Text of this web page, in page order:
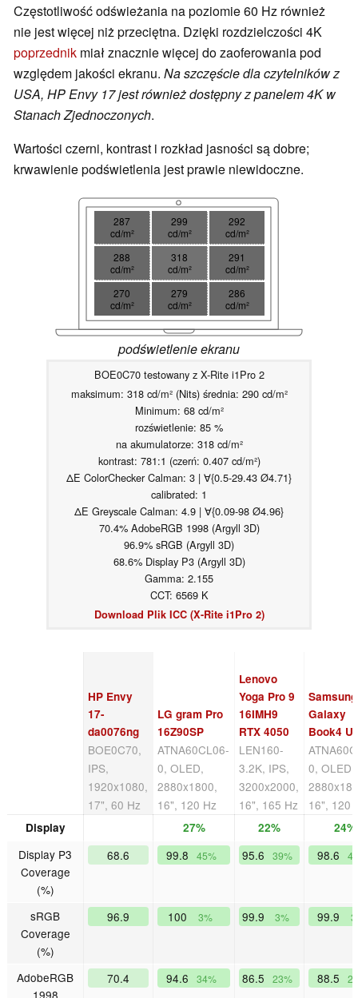
Częstotliwość odświeżania na poziomie 60 Hz również
nie jest więcej niż przeciętna. Dzięki rozdzielczości 4K
poprzednik miał znacznie więcej do zaoferowania pod
względem jakości ekranu. Na szczęście dla czytelników z
USA, HP Envy 17 jest również dostępny z panelem 4K w
Stanach Zjednoczonych.
Wartości czerni, kontrast i rozkład jasności są dobre;
krwawienie podświetlenia jest prawie niewidoczne.
287
cd/m²
299
cd/m²
292
cd/m²
288
cd/m²
318
cd/m²
291
cd/m²
270
cd/m²
279
cd/m²
286
cd/m²
podświetlenie ekranu
BOE0C70 testowany z X-Rite i1Pro 2
maksimum: 318 cd/m² (Nits) średnia: 290 cd/m²
Minimum: 68 cd/m²
rozświetlenie: 85 %
na akumulatorze: 318 cd/m²
kontrast: 781:1 (czerń: 0.407 cd/m²)
ΔE ColorChecker Calman: 3 | ∀{0.5-29.43 Ø4.71}
calibrated: 1
ΔE Greyscale Calman: 4.9 | ∀{0.09-98 Ø4.96}
70.4% AdobeRGB 1998 (Argyll 3D)
96.9% sRGB (Argyll 3D)
68.6% Display P3 (Argyll 3D)
Gamma: 2.155
CCT: 6569 K
Download Plik ICC (X-Rite i1Pro 2)
HP Envy
17-
da0076ng
BOE0C70,
IPS,
1920x1080,
17", 60 Hz
LG gram Pro
16Z90SP
ATNA60CL06-
0, OLED,
2880x1800,
16", 120 Hz
Lenovo
Yoga Pro 9
16IMH9
RTX 4050
LEN160-
3.2K, IPS,
3200x2000,
16", 165 Hz
Samsung
Galaxy
Book4
0, OLED,
16", 120
Display 27% 22% 24%
Display P3
Coverage
(%)
68.6 99.8 45% 95.6 39% 98.6
sRGB
Coverage
(%)
96.9 100 3% 99.9 3% 99.9
AdobeRGB
70.4 94.6 34% 86.5 23% 88.5